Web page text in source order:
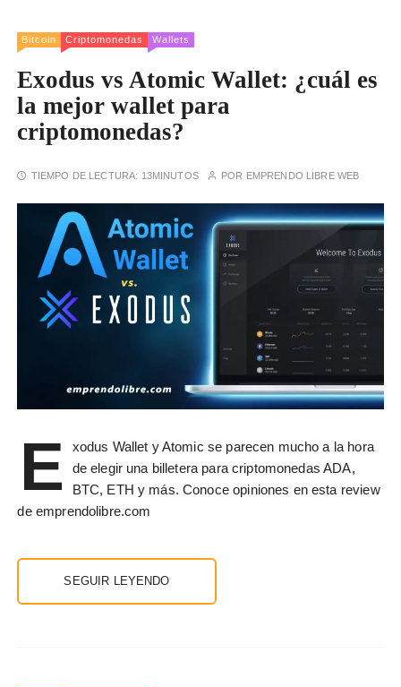
Bitcoin Criptomonedas Wallets
Exodus vs Atomic Wallet: ¿cuál es
la mejor wallet para
criptomonedas?
TIEMPO DE LECTURA: 13MINUTOS POR EMPRENDO LIBRE WEB
E
xodus Wallet y Atomic se parecen mucho a la hora
de elegir una billetera para criptomonedas ADA,
BTC, ETH y más. Conoce opiniones en esta review
de emprendolibre.com
SEGUIR LEYENDO